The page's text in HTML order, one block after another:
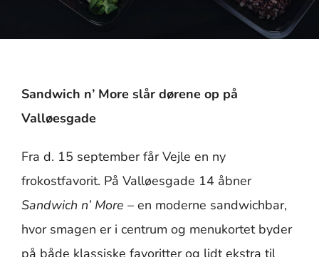
Sandwich n’ More slår dørene op på
Valløesgade
Fra d. 15 september får Vejle en ny
frokostfavorit. På Valløesgade 14 åbner
Sandwich n’ More – en moderne sandwichbar,
hvor smagen er i centrum og menukortet byder
på både klassiske favoritter og lidt ekstra til